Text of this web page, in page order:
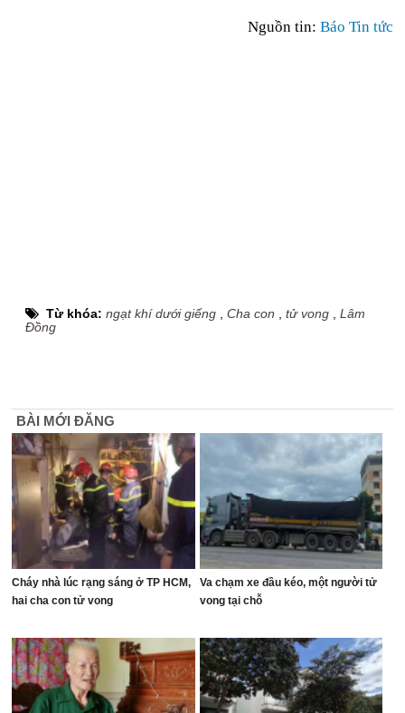
Nguồn tin: Báo Tin tức
Từ khóa:ngạt khí dưới giếng ,Cha con ,tử vong ,Lâm
Đồng
BÀI MỚI ĐĂNG
Cháy nhà lúc rạng sáng ở TP HCM,
hai cha con tử vong
Va chạm xe đầu kéo, một người tử
vong tại chỗ